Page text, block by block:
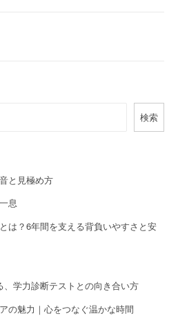
検索
と見極め方
息
は？6年間を支える背負いやすさと安
学力診断テストとの向き合い方
の魅力｜心をつなぐ温かな時間